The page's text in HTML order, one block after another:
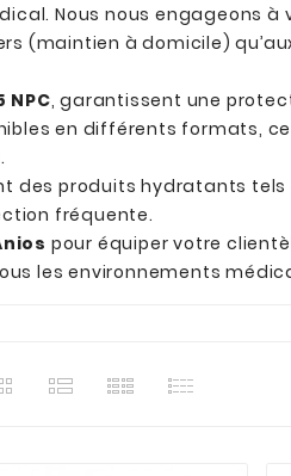
Nous nous engageons
(maintien à domicile)
NPC, garantissent une
en différents formats,
des produits hydratants tels
fréquente.
pour équiper votre
les environnements